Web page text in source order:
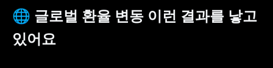
🌐 글로벌 환율 변동 이런 결과를 낳고
있어요